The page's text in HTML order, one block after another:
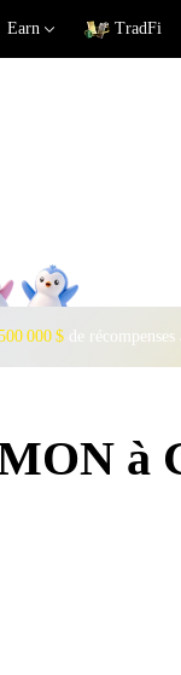
Earn TradFi
000 $ de
à